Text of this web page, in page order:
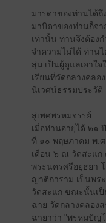
มารดาของท่านได้ถึ
มาบิดาของท่านก็จ
เท่านั้น ท่านจึงต้อง
จำความไม่ได้ ท่าน
สุ่ม เป็นผู้ดูแลเอาใ
เรียนที่วัดกลางคลอ
นิเวศน์ธรรมประวัติ
สู่เพศพรหมจรรย์
เมื่อท่านอายุได้ ๒๑
ที่ ๑๐ พฤษภาคม พ.
เดือน ๖ ณ วัดสะแก
พระนครศรีอยุธยา
ญาติการาม เป็นพร
วัดสะแก ขณะนั้นเป็
ฉาย วัดกลางคลอง
ฉายาว่า "พรหมปัญ